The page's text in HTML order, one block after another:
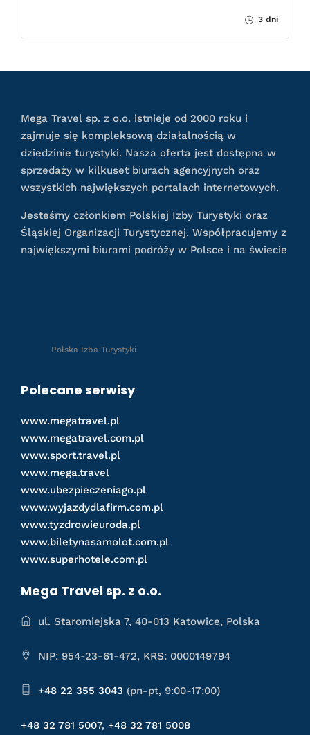
3 dni
Mega Travel sp. z o.o. istnieje od 2000 roku i
zajmuje się kompleksową działalnością w
dziedzinie turystyki. Nasza oferta jest dostępna w
sprzedaży w kilkuset biurach agencyjnych oraz
wszystkich największych portalach internetowych.
Jesteśmy członkiem Polskiej Izby Turystyki oraz
Śląskiej Organizacji Turystycznej. Współpracujemy z
największymi biurami podróży w Polsce i na świecie
Polska Izba Turystyki
Polecane serwisy
www.megatravel.pl
www.megatravel.com.pl
www.sport.travel.pl
www.mega.travel
www.ubezpieczeniago.pl
www.wyjazdydlafirm.com.pl
www.tyzdrowieuroda.pl
www.biletynasamolot.com.pl
www.superhotele.com.pl
Mega Travel sp. z o.o.
ul. Staromiejska 7, 40-013 Katowice, Polska
NIP: 954-23-61-472, KRS: 0000149794
+48 22 355 3043 (pn-pt, 9:00-17:00)
+48 32 781 5007, +48 32 781 5008